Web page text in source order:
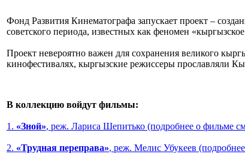
Фонд Развития Кинематографа запускает проект –
советского периода, известных как феномен
Проект невероятно важен для сохранения великого
кинофестивалях, кыргызские режиссеры прославляли
В коллекцию войдут фильмы:
1. «Зной», реж. Лариса Шепитько (подробнее о фильме
2. «Трудная переправа», реж. Мелис Убукеев